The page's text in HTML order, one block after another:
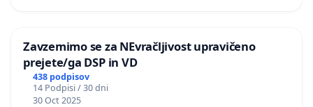
Zavzemimo se za NEvračljivost upravičeno
prejete/ga DSP in VD
438 podpisov
14 Podpisi / 30 dni
30 Oct 2025